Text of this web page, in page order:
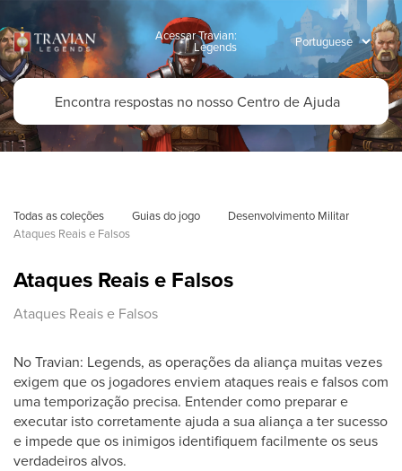
Acessar Travian:
Legends
Todas as coleções Guias do jogo
Desenvolvimento Militar
Ataques Reais e Falsos
Ataques Reais e Falsos
Ataques Reais e Falsos
No Travian: Legends, as operações da aliança muitas vezes
exigem que os jogadores enviem ataques reais e falsos com
uma temporização precisa. Entender como preparar e
executar isto corretamente ajuda a sua aliança a ter sucesso
e impede que os inimigos identifiquem facilmente os seus
verdadeiros alvos.